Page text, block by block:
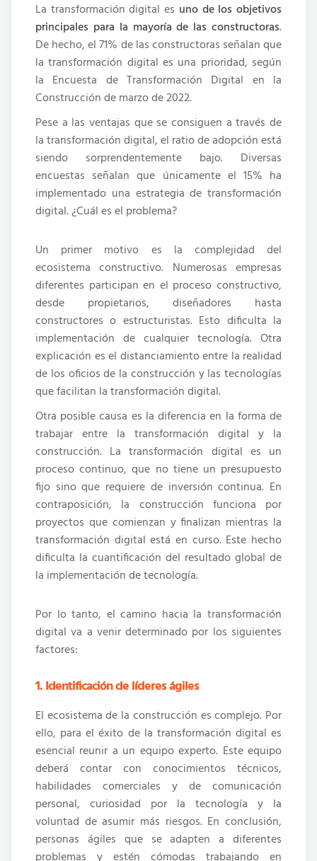
La transformación digital es uno de los objetivos
principales para la mayoría de las constructoras.
De hecho, el 71% de las constructoras señalan que
la transformación digital es una prioridad, según
la Encuesta de Transformación Digital en la
Construcción de marzo de 2022.
Pese a las ventajas que se consiguen a través de
la transformación digital, el ratio de adopción está
siendo sorprendentemente bajo. Diversas
encuestas señalan que únicamente el 15% ha
implementado una estrategia de transformación
digital. ¿Cuál es el problema?
Un primer motivo es la complejidad del
ecosistema constructivo. Numerosas empresas
diferentes participan en el proceso constructivo,
desde propietarios, diseñadores hasta
constructores o estructuristas. Esto dificulta la
implementación de cualquier tecnología. Otra
explicación es el distanciamiento entre la realidad
de los oficios de la construcción y las tecnologías
que facilitan la transformación digital.
Otra posible causa es la diferencia en la forma de
trabajar entre la transformación digital y la
construcción. La transformación digital es un
proceso continuo, que no tiene un presupuesto
fijo sino que requiere de inversión continua. En
contraposición, la construcción funciona por
proyectos que comienzan y finalizan mientras la
transformación digital está en curso. Este hecho
dificulta la cuantificación del resultado global de
la implementación de tecnología.
Por lo tanto, el camino hacia la transformación
digital va a venir determinado por los siguientes
factores:
1. Identificación de líderes ágiles
El ecosistema de la construcción es complejo. Por
ello, para el éxito de la transformación digital es
esencial reunir a un equipo experto. Este equipo
deberá contar con conocimientos técnicos,
habilidades comerciales y de comunicación
personal, curiosidad por la tecnología y la
voluntad de asumir más riesgos. En conclusión,
personas ágiles que se adapten a diferentes